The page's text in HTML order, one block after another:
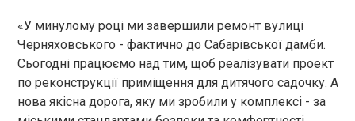
«У минулому році ми завершили ремонт вулиці
Черняховського - фактично до Сабарівської дамби.
Сьогодні працюємо над тим, щоб реалізувати проект
по реконструкції приміщення для дитячого садочку. А
нова якісна дорога, яку ми зробили у комплексі - за